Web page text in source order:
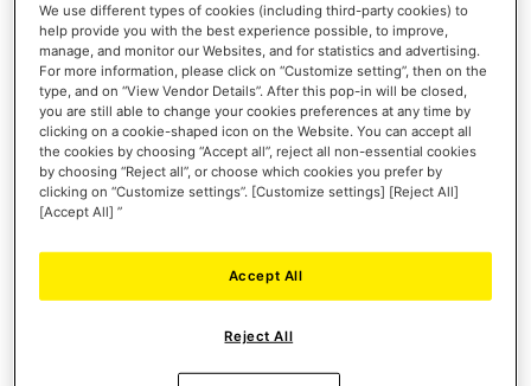
T.FLIGHT HOTAS NEO ACE COMBAT 8 WINGS OF THEVE EDITION
(PLAYSTATION/PC)
We use different types of cookies (including third-party cookies) to
help provide you with the best experience possible, to improve,
manage, and monitor our Websites, and for statistics and advertising.
For more information, please click on “Customize setting”, then on the
type, and on “View Vendor Details”. After this pop-in will be closed,
you are still able to change your cookies preferences at any time by
clicking on a cookie-shaped icon on the Website. You can accept all
the cookies by choosing “Accept all”, reject all non-essential cookies
by choosing “Reject all”, or choose which cookies you prefer by
clicking on “Customize settings”. [Customize settings] [Reject All]
[Accept All] ”
Reject All
Accept All